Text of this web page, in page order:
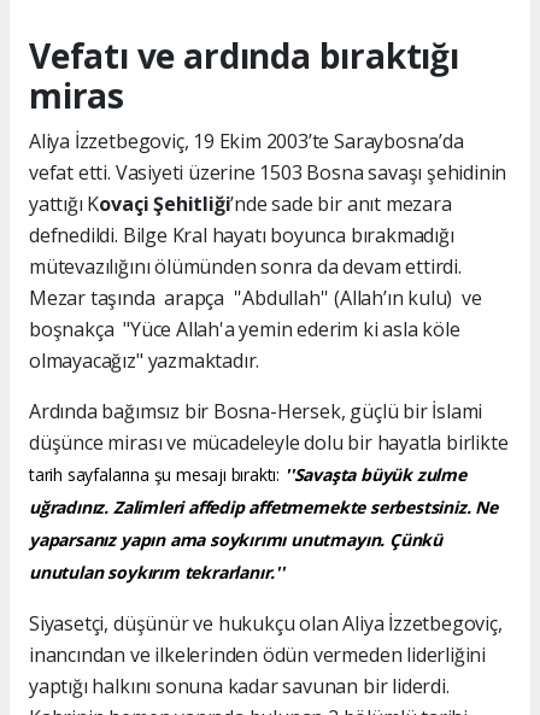
Vefatı ve ardında bıraktığı
miras
Aliya İzzetbegoviç, 19 Ekim 2003’te Saraybosna’da
vefat etti. Vasiyeti üzerine 1503 Bosna savaşı şehidinin
yattığı Kovaçi Şehitliği’nde sade bir anıt mezara
defnedildi. Bilge Kral hayatı boyunca bırakmadığı
mütevazılığını ölümünden sonra da devam ettirdi.
Mezar taşında arapça ''Abdullah'' (Allah’ın kulu) ve
boşnakça "Yüce Allah'a yemin ederim ki asla köle
olmayacağız" yazmaktadır.
Ardında bağımsız bir Bosna-Hersek, güçlü bir İslami
düşünce mirası ve mücadeleyle dolu bir hayatla birlikte
tarih sayfalarına şu mesajı bıraktı: ''Savaşta büyük zulme
uğradınız. Zalimleri affedip affetmemekte serbestsiniz. Ne
yaparsanız yapın ama soykırımı unutmayın. Çünkü
unutulan soykırım tekrarlanır.''
Siyasetçi, düşünür ve hukukçu olan Aliya İzzetbegoviç,
inancından ve ilkelerinden ödün vermeden liderliğini
yaptığı halkını sonuna kadar savunan bir liderdi.